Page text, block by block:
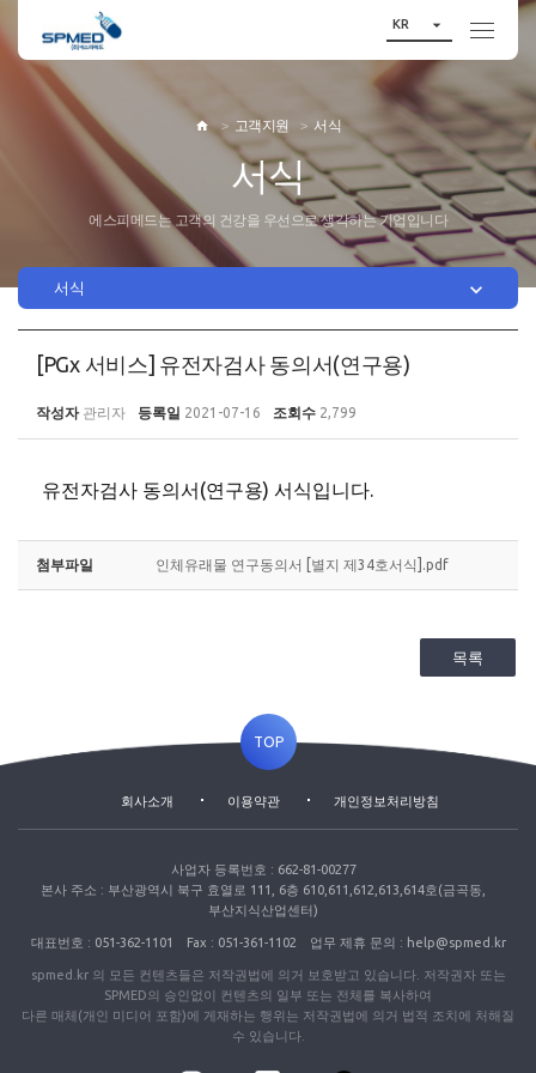
KR 
 고객지원 서식
서식
에스피메드는 고객의 건강을 우선으로 생각하는 기업입니다
서식 
[PGx 서비스] 유전자검사 동의서(연구용)
작성자 관리자 등록일 2021-07-16 조회수 2,799
유전자검사 동의서(연구용) 서식입니다.
첨부파일 인체유래물 연구동의서 [별지 제34호서식].pdf
목록
TOP
회사소개 이용약관 개인정보처리방침
사업자 등록번호 : 662-81-00277
본사 주소 : 부산광역시 북구 효열로 111, 6층 610,611,612,613,614호(금곡동,
부산지식산업센터)
대표번호 : 051-362-1101 Fax : 051-361-1102 업무 제휴 문의 : help@spmed.kr
spmed.kr 의 모든 컨텐츠들은 저작권법에 의거 보호받고 있습니다. 저작권자 또는
SPMED의 승인없이 컨텐츠의 일부 또는 전체를 복사하여
다른 매체(개인 미디어 포함)에 게재하는 행위는 저작권법에 의거 법적 조치에 처해질
수 있습니다.